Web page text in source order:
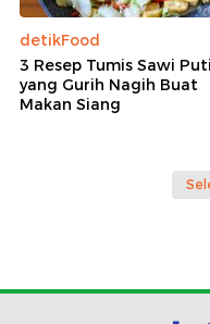
detikFood
3 Resep Tumis Sawi
yang Gurih Nagih Buat
Makan Siang